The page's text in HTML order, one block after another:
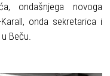
ondašnjega novoga
onda sekretarica i
Beču.